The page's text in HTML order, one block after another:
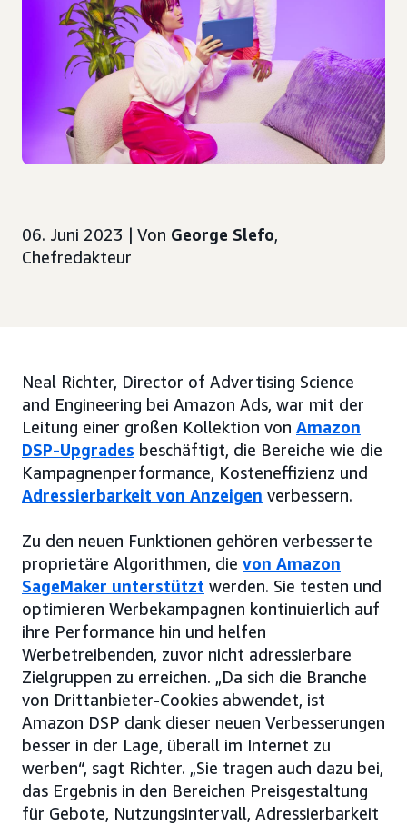
06. Juni 2023 | Von George Slefo,
Chefredakteur
Neal Richter, Director of Advertising Science
and Engineering bei Amazon Ads, war mit der
Leitung einer großen Kollektion von Amazon
DSP-Upgrades beschäftigt, die Bereiche wie die
Kampagnenperformance, Kosteneffizienz und
Adressierbarkeit von Anzeigen verbessern.
Zu den neuen Funktionen gehören verbesserte
proprietäre Algorithmen, die von Amazon
SageMaker unterstützt werden. Sie testen und
optimieren Werbekampagnen kontinuierlich auf
ihre Performance hin und helfen
Werbetreibenden, zuvor nicht adressierbare
Zielgruppen zu erreichen. „Da sich die Branche
von Drittanbieter-Cookies abwendet, ist
Amazon DSP dank dieser neuen Verbesserungen
besser in der Lage, überall im Internet zu
werben“, sagt Richter. „Sie tragen auch dazu bei,
das Ergebnis in den Bereichen Preisgestaltung
für Gebote, Nutzungsintervall, Adressierbarkeit